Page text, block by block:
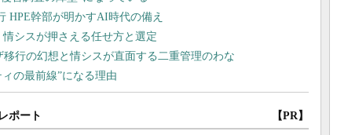
ポート 【PR】